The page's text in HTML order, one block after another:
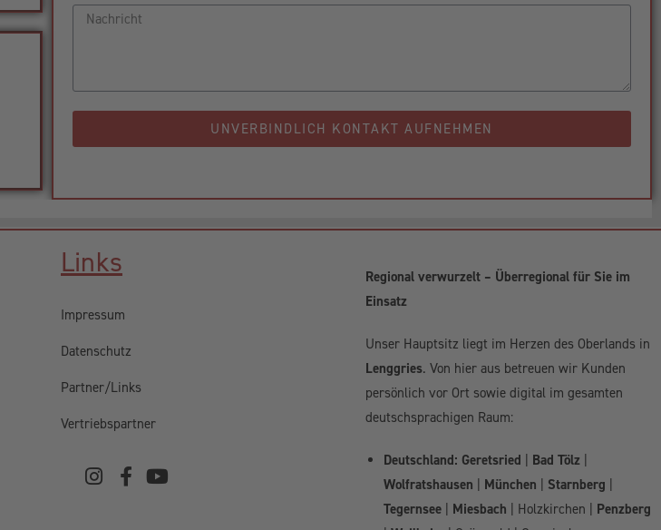
UNVERBINDLICH KONTAKT AUFNEHMEN
Links
Impressum
Datenschutz
Partner/Links
Vertriebspartner
Regional verwurzelt – Überregional für Sie im
Einsatz
Unser Hauptsitz liegt im Herzen des Oberlands in
Lenggries. Von hier aus betreuen wir Kunden
persönlich vor Ort sowie digital im gesamten
deutschsprachigen Raum:
Deutschland: Geretsried Bad Tölz
Wolfratshausen
München Starnberg
Tegernsee
Miesbach | Holzkirchen | Penzberg